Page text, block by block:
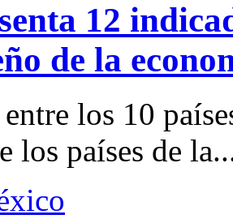
12
de la
los 10
los países de